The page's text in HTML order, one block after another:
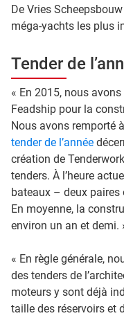
De Vries
méga-yachts les plus
Tender de
« En 2015, nous
Feadship pour la
Nous avons remporté
tender de l’année
création de
tenders. À l’heure
bateaux – deux paires
En moyenne, la
environ un an et demi.
« En règle générale,
des tenders de
moteurs y sont déjà
taille des réservoirs et